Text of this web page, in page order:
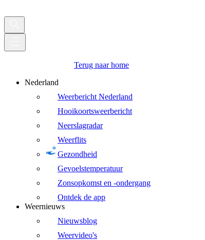
Terug naar home
Nederland
Weerbericht Nederland
Hooikoortsweerbericht
Neerslagradar
Weerflits
Gezondheid
Gevoelstemperatuur
Zonsopkomst en -ondergang
Ontdek de app
Weernieuws
Nieuwsblog
Weervideo's